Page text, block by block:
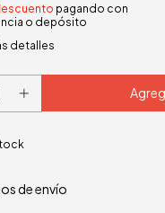
pagando con
o depósito
detalles
de envío